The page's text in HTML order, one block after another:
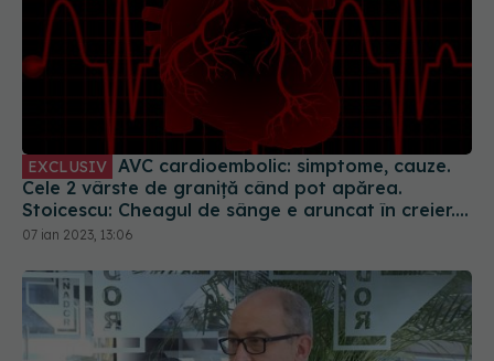
EXCLUSIV
Cele 2 vârste de graniță când pot apărea.
Stoicescu: Cheagul de sânge e aruncat în creier.
Dacă ai trecut de vârsta asta, riscul crește
07 ian 2023, 13:06